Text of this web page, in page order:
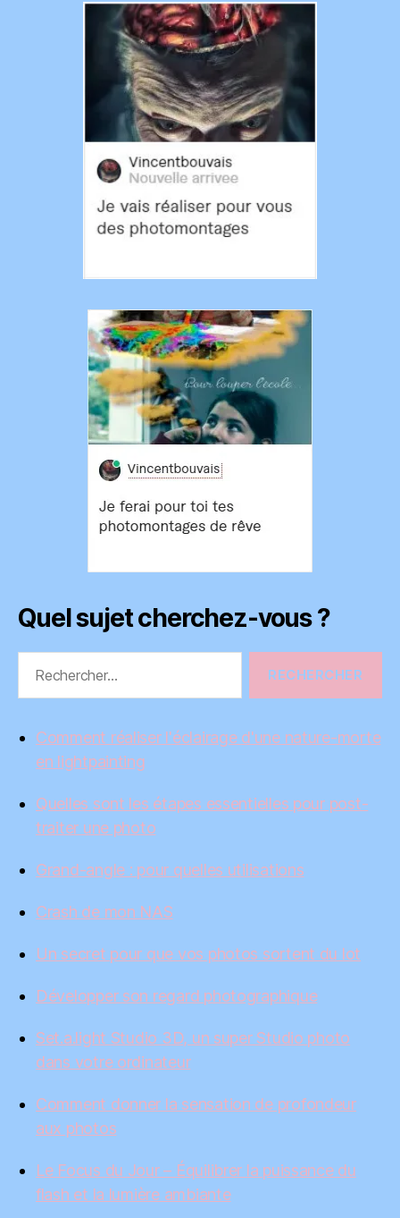
Quel sujet cherchez-vous ?
Comment réaliser l'éclairage d'une nature-morte
en lightpainting
Quelles sont les étapes essentielles pour post-
traiter une photo
Grand-angle : pour quelles utilisations
Crash de mon NAS
Un secret pour que vos photos sortent du lot
Développer son regard photographique
Set.a.light Studio 3D, un super Studio photo
dans votre ordinateur
Comment donner la sensation de profondeur
aux photos
Le Focus du Jour – Équilibrer la puissance du
flash et la lumière ambiante